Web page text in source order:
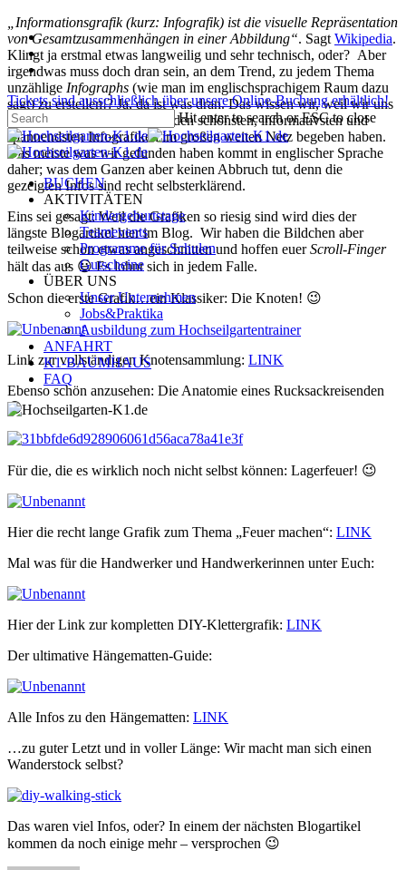
Skip
to
main
content
facebook
pinterest
instagram
Tickets sind ausschließlich über unsere Online-Buchung erhältlich!
Hit enter to search or ESC to close
Close
Search
Menu BUCHEN
AKTIVITÄTEN
Kindergeburtstage
Teamevents
Programme für Schulen
Gutscheine
ÜBER UNS
Unser Unternehmen
Jobs&Praktika
Ausbildung zum Hochseilgartentrainer
ANFAHRT
K1-BAUMHAUS
FAQ
„Informationsgrafik (kurz: Infografik) ist die visuelle Repräsentation
von Gesamtzusammenhängen in einer Abbildung“. Sagt Wikipedia.
Klingt ja erstmal etwas langweilig und sehr technisch, oder? Aber
irgendwas muss doch dran sein, an dem Trend, zu jedem Thema
unzählige Infographs (wie man im englischsprachigem Raum dazu
sagt) zu erstellen!? Ja, da ist was dran. Das wissen wir, weil wir uns
für Euch auf die Suche nach den schönsten, informativsten und
spannendsten Infografiken im großen weiten Netz begeben haben.
Das meiste was wir gefunden haben kommt in englischer Sprache
daher; was dem Ganzen aber keinen Abbruch tut, denn die
gezeigten Infos sind recht selbsterklärend.
Eins sei gesagt: Weil die Grafiken so riesig sind wird dies der
längste Blogartikel hier im Blog. Wir haben die Bildchen aber
teilweise schon etwas angeschnitten und hoffen euerScroll-Finger
hält das aus 😃 Es lohnt sich in jedem Falle.
Schon die erste Grafik…ein Klassiker: Die Knoten! 😉
Link zur vollständigen Knotensammlung: LINK
Ebenso schön anzusehen: Die Anatomie eines Rucksackreisenden
😉
Für die, die es wirklich noch nicht selbst können: Lagerfeuer! 😉
Hier die recht lange Grafik zum Thema „Feuer machen“: LINK
Mal was für die Handwerker und Handwerkerinnen unter Euch:
Hier der Link zur kompletten DIY-Klettergrafik: LINK
Der ultimative Hängematten-Guide:
Alle Infos zu den Hängematten: LINK
…zu guter Letzt und in voller Länge: Wir macht man sich einen
Wanderstock selbst?
Das waren viel Infos, oder? In einem der nächsten Blogartikel
kommen da noch einige mehr – versprochen 😉